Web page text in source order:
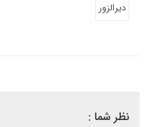
دیرالزور
نظر شما :